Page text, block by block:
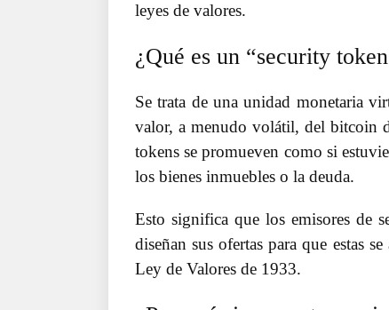
leyes de valores.
¿Qué es un “security
Se trata de una unidad monetaria
valor, a menudo volátil, del bitcoin
tokens se promueven como si
los bienes inmuebles o la deuda.
Esto significa que los emisores de
diseñan sus ofertas para que estas
Ley de Valores de 1933.